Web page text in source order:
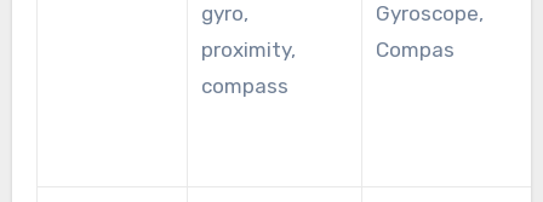
gyro,
proximity,
compass
Gyroscope,
Compas